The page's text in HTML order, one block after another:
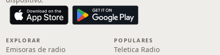
EXPLORAR
Emisoras de radio
POPULARES
Teletica Radio